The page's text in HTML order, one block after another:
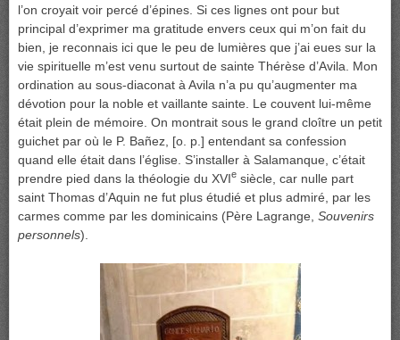
l’on croyait voir percé d’épines. Si ces lignes ont pour but
principal d’exprimer ma gratitude envers ceux qui m’on fait du
bien, je reconnais ici que le peu de lumières que j’ai eues sur la
vie spirituelle m’est venu surtout de sainte Thérèse d’Avila. Mon
ordination au sous-diaconat à Avila n’a pu qu’augmenter ma
dévotion pour la noble et vaillante sainte. Le couvent lui-même
était plein de mémoire. On montrait sous le grand cloître un petit
guichet par où le P. Bañez, [o. p.] entendant sa confession
quand elle était dans l’église. S’installer à Salamanque, c’était
prendre pied dans la théologie du XVIe siècle, car nulle part
saint Thomas d’Aquin ne fut plus étudié et plus admiré, par les
carmes comme par les dominicains (Père Lagrange, Souvenirs
personnels).